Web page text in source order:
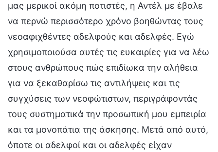
μας μερικοί ακόμη ποτιστές, η Αντέλ με έβαλε
να περνώ περισσότερο χρόνο βοηθώντας τους
νεοαφιχθέντες αδελφούς και αδελφές. Εγώ
χρησιμοποιούσα αυτές τις ευκαιρίες για να λέω
στους ανθρώπους πώς επιδίωκα την αλήθεια
για να ξεκαθαρίσω τις αντιλήψεις και τις
συγχύσεις των νεοφώτιστων, περιγράφοντάς
τους συστηματικά την προσωπική μου εμπειρία
και τα μονοπάτια της άσκησης. Μετά από αυτό,
όποτε οι αδελφοί και οι αδελφές είχαν